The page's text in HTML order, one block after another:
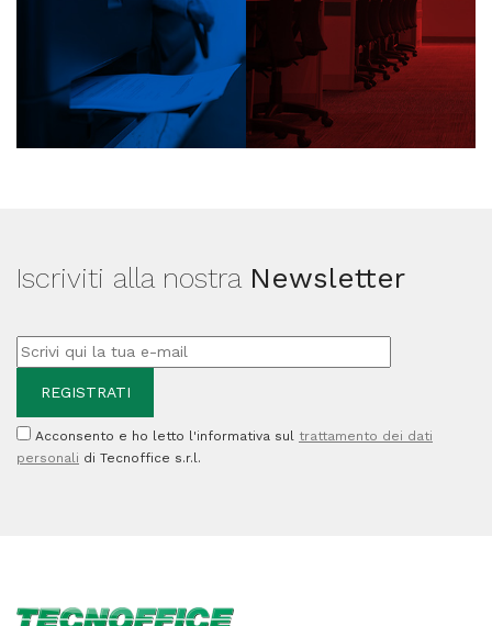
Iscriviti alla nostra Newsletter
Acconsento e ho letto l'informativa sul trattamento dei dati
personali di Tecnoffice s.r.l.